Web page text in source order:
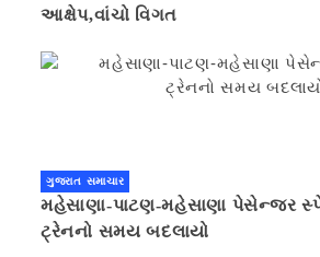
આક્ષેપ,વાંચો વિગત
ગુજરાત સમાચાર
મહેસાણા-પાટણ-મહેસાણા પેસેન્જર
ટ્રેનનો સમય બદલાયો